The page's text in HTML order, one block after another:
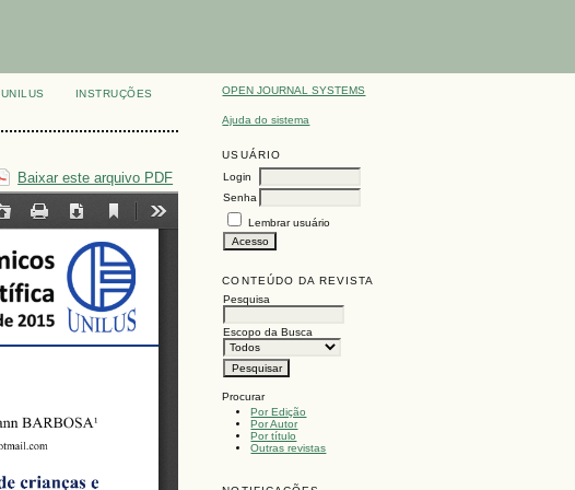
OPEN JOURNAL SYSTEMS
Ajuda do sistema
USUÁRIO
Login
Senha
Lembrar usuário
CONTEÚDO DA REVISTA
Pesquisa
Escopo da Busca
Procurar
Por Edição
Por Autor
Por título
Outras revistas
UNILUS
INSTRUÇÕES
Baixar este arquivo PDF